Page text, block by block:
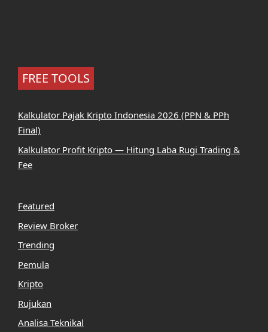
FREE TOOLS
Kalkulator Pajak Kripto Indonesia 2026 (PPN & PPh
Final)
Kalkulator Profit Kripto — Hitung Laba Rugi Trading &
Fee
Featured
Review Broker
Trending
Pemula
Kripto
Rujukan
Analisa Teknikal